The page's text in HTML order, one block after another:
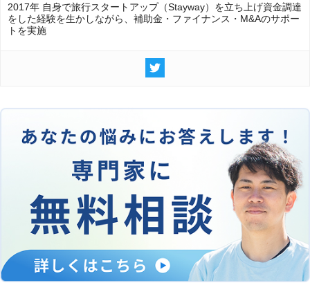
2017年 自身で旅行スタートアップ（Stayway）を立ち上げ資金調達
をした経験を生かしながら、補助金・ファイナンス・M&Aのサポー
トを実施